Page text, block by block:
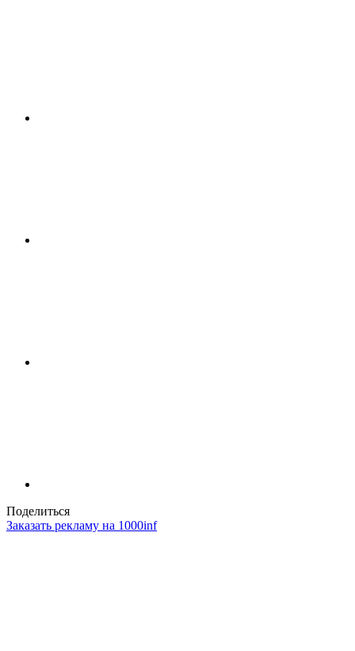
Поделиться
Заказать рекламу на 1000inf